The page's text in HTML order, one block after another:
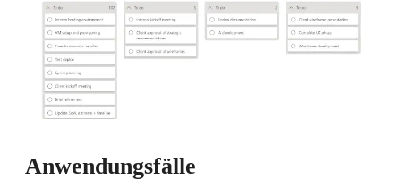
Anwendungsfälle